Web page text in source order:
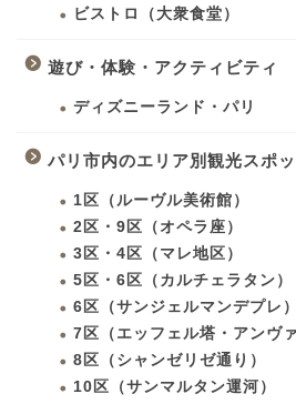
ビストロ（大衆食堂）
遊び・体験・アクティビティ
ディズニーランド・パリ
パリ市内のエリア別観光スポッ
1区（ルーヴル美術館）
2区・9区（オペラ座）
3区・4区（マレ地区）
5区・6区（カルチェラタン）
6区（サンジェルマンデプレ）
7区（エッフェル塔・アンヴ
8区（シャンゼリゼ通り）
10区（サンマルタン運河）